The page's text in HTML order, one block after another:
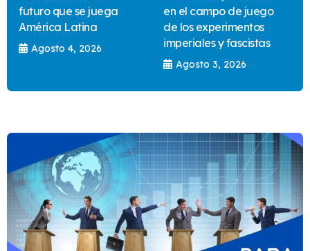
futuro que se juega
América Latina
Agosto 4, 2026
en el campo de juego
de los experimentos
imperiales y fascistas
Agosto 3, 2026